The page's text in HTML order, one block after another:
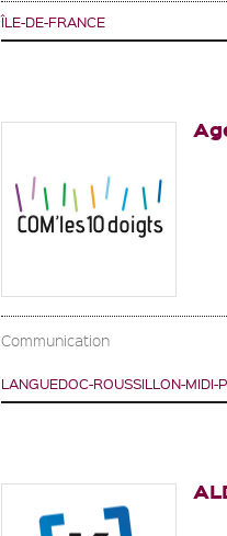
ÎLE-DE-FRANCE
Communication
LANGUEDOC-ROUSSILLON-MIDI-